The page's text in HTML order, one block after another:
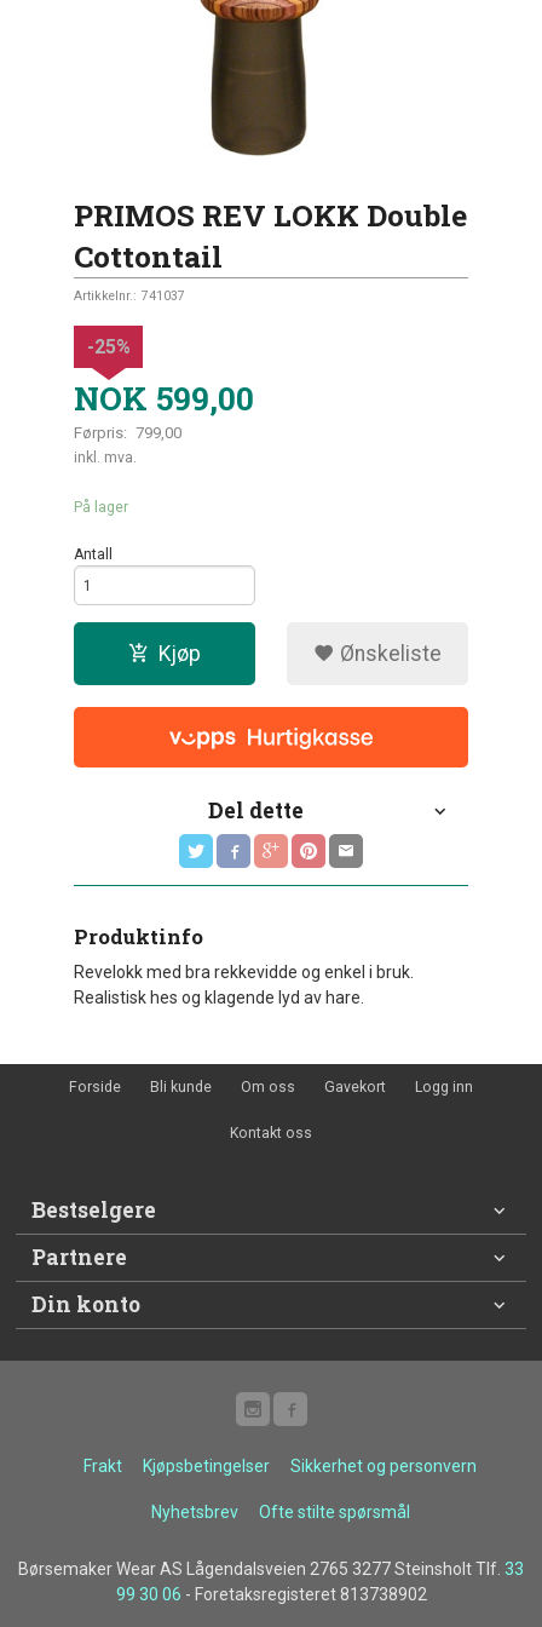
PRIMOS REV LOKK Double
Cottontail
Artikkelnr.: 741037
NOK 599,00
Førpris: 799,00
Rabatt
-25%
inkl. mva.
På lager
Antall
Kjøp Ønskeliste
Del dette
Produktinfo
Revelokk med bra rekkevidde og enkel i bruk.
Realistisk hes og klagende lyd av hare.
Forside Bli kunde Om oss Gavekort Logg inn
Kontakt oss
Bestselgere
Partnere
Din konto
Frakt Kjøpsbetingelser Sikkerhet og personvern
Nyhetsbrev Ofte stilte spørsmål
Børsemaker Wear AS Lågendalsveien 2765 3277 Steinsholt Tlf. 33
99 30 06 - Foretaksregisteret 813738902